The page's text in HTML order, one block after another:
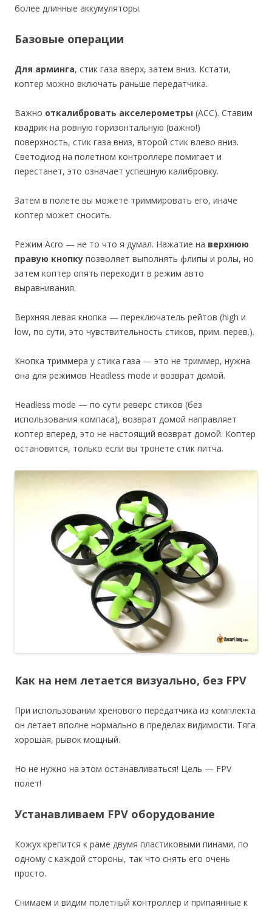
более длинные аккумуляторы.
Базовые операции
Для арминга, стик газа вверх, затем вниз. Кстати,
коптер можно включать раньше передатчика.
Важно откалибровать акселерометры (ACC). Ставим
квадрик на ровную горизонтальную (важно!)
поверхность, стик газа вниз, второй стик влево вниз.
Светодиод на полетном контроллере помигает и
перестанет, это означает успешную калибровку.
Затем в полете вы можете триммировать его, иначе
коптер может сносить.
Режим Acro — не то что я думал. Нажатие на верхнюю
правую кнопку позволяет выполнять флипы и ролы, но
затем коптер опять переходит в режим авто
выравнивания.
Верхняя левая кнопка — переключатель рейтов (high и
low, по сути, это чувствительность стиков, прим. перев.).
Кнопка триммера у стика газа — это не триммер, нужна
она для режимов Headless mode и возврат домой.
Headless mode — по сути реверс стиков (без
использования компаса), возврат домой направляет
коптер вперед, это не настоящий возврат домой. Коптер
остановится, только если вы тронете стик питча.
Как на нем летается визуально, без FPV
При использовании хренового передатчика из комплекта
он летает вполне нормально в пределах видимости. Тяга
хорошая, рывок мощный.
Но не нужно на этом останавливаться! Цель — FPV
полет!
Устанавливаем FPV оборудование
Кожух крепится к раме двумя пластиковыми пинами, по
одному с каждой стороны, так что снять его очень
просто.
Снимаем и видим полетный контроллер и припаянные к